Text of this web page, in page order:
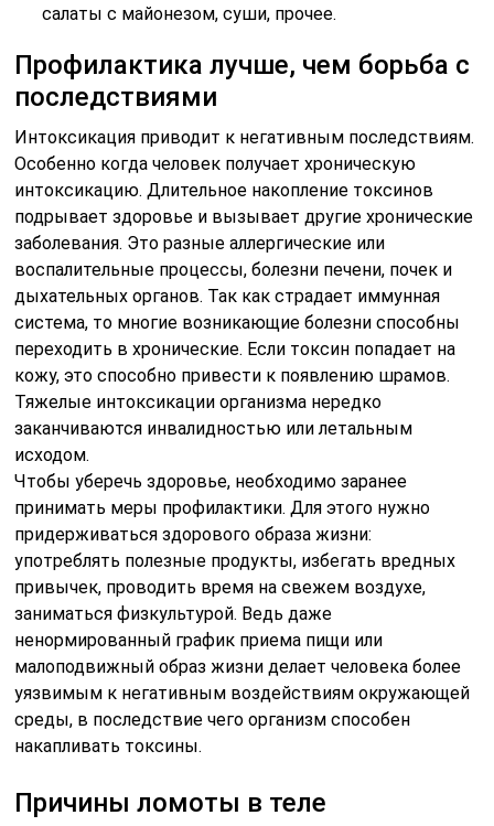
салаты с майонезом, суши, прочее.
Профилактика лучше, чем борьба с
последствиями
Интоксикация приводит к негативным последствиям.
Особенно когда человек получает хроническую
интоксикацию. Длительное накопление токсинов
подрывает здоровье и вызывает другие хронические
заболевания. Это разные аллергические или
воспалительные процессы, болезни печени, почек и
дыхательных органов. Так как страдает иммунная
система, то многие возникающие болезни способны
переходить в хронические. Если токсин попадает на
кожу, это способно привести к появлению шрамов.
Тяжелые интоксикации организма нередко
заканчиваются инвалидностью или летальным
исходом.
Чтобы уберечь здоровье, необходимо заранее
принимать меры профилактики. Для этого нужно
придерживаться здорового образа жизни:
употреблять полезные продукты, избегать вредных
привычек, проводить время на свежем воздухе,
заниматься физкультурой. Ведь даже
ненормированный график приема пищи или
малоподвижный образ жизни делает человека более
уязвимым к негативным воздействиям окружающей
среды, в последствие чего организм способен
накапливать токсины.
Причины ломоты в теле